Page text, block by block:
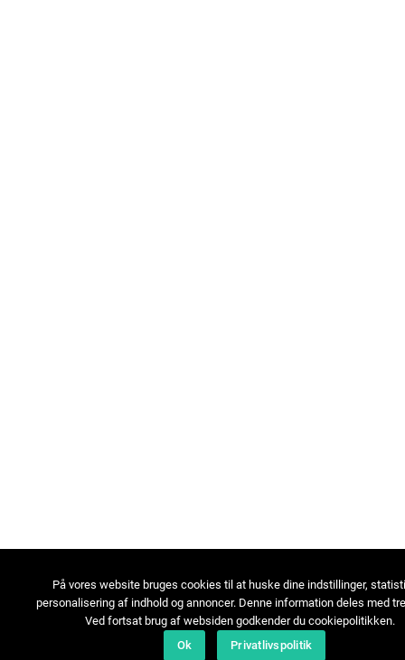
På vores website bruges cookies til at huske dine indstillinger,
personalisering af indhold og annoncer. Denne information deles med
Ved fortsat brug af websiden godkender du cookiepolitikken.
Ok
Privatlivspolitik